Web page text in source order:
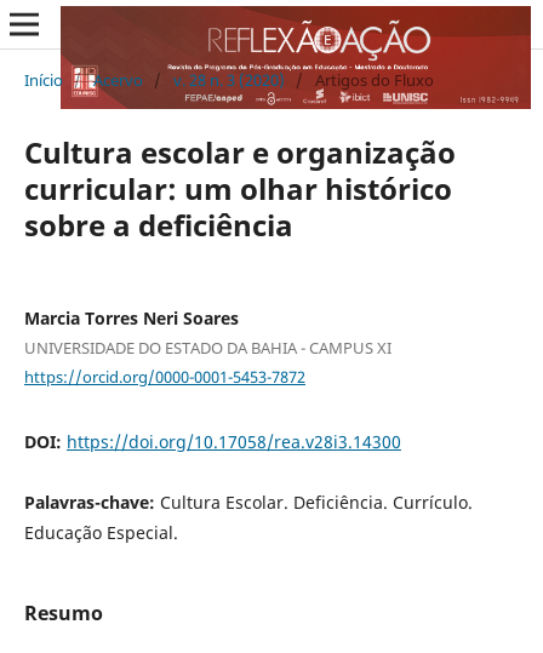
Início / Acervo / v. 28 n. 3 (2020) / Artigos do Fluxo
Cultura escolar e organização
curricular: um olhar histórico
sobre a deficiência
Marcia Torres Neri Soares
UNIVERSIDADE DO ESTADO DA BAHIA - CAMPUS XI
https://orcid.org/0000-0001-5453-7872
DOI: https://doi.org/10.17058/rea.v28i3.14300
Palavras-chave: Cultura Escolar. Deficiência. Currículo.
Educação Especial.
Resumo